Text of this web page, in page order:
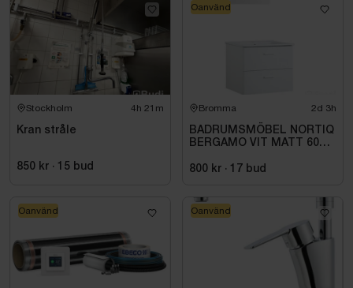
Stockholm 4h 21m
Kran stråle
850 kr · 15 bud
Bromma 2d 3h
BADRUMSMÖBEL NORTIQ
BERGAMO VIT MATT 60
800 kr · 17 bud
Oanvänd
Oanvänd Oanvänd